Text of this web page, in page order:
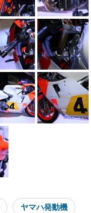
ヤマハ発動機